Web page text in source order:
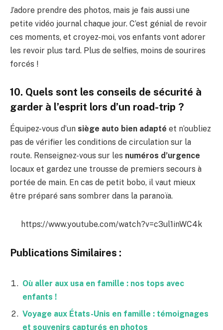
J’adore prendre des photos, mais je fais aussi une
petite vidéo journal chaque jour. C’est génial de revoir
ces moments, et croyez-moi, vos enfants vont adorer
les revoir plus tard. Plus de selfies, moins de sourires
forcés !
10. Quels sont les conseils de sécurité à
garder à l’esprit lors d’un road-trip ?
Équipez-vous d’un siège auto bien adapté et n’oubliez
pas de vérifier les conditions de circulation sur la
route. Renseignez-vous sur les numéros d’urgence
locaux et gardez une trousse de premiers secours à
portée de main. En cas de petit bobo, il vaut mieux
être préparé sans sombrer dans la paranoïa.
https://www.youtube.com/watch?v=c3ul1inWC4k
Publications Similaires :
Où aller aux usa en famille : nos tops avec
enfants !
Voyage aux États-Unis en famille : témoignages
et souvenirs capturés en photos